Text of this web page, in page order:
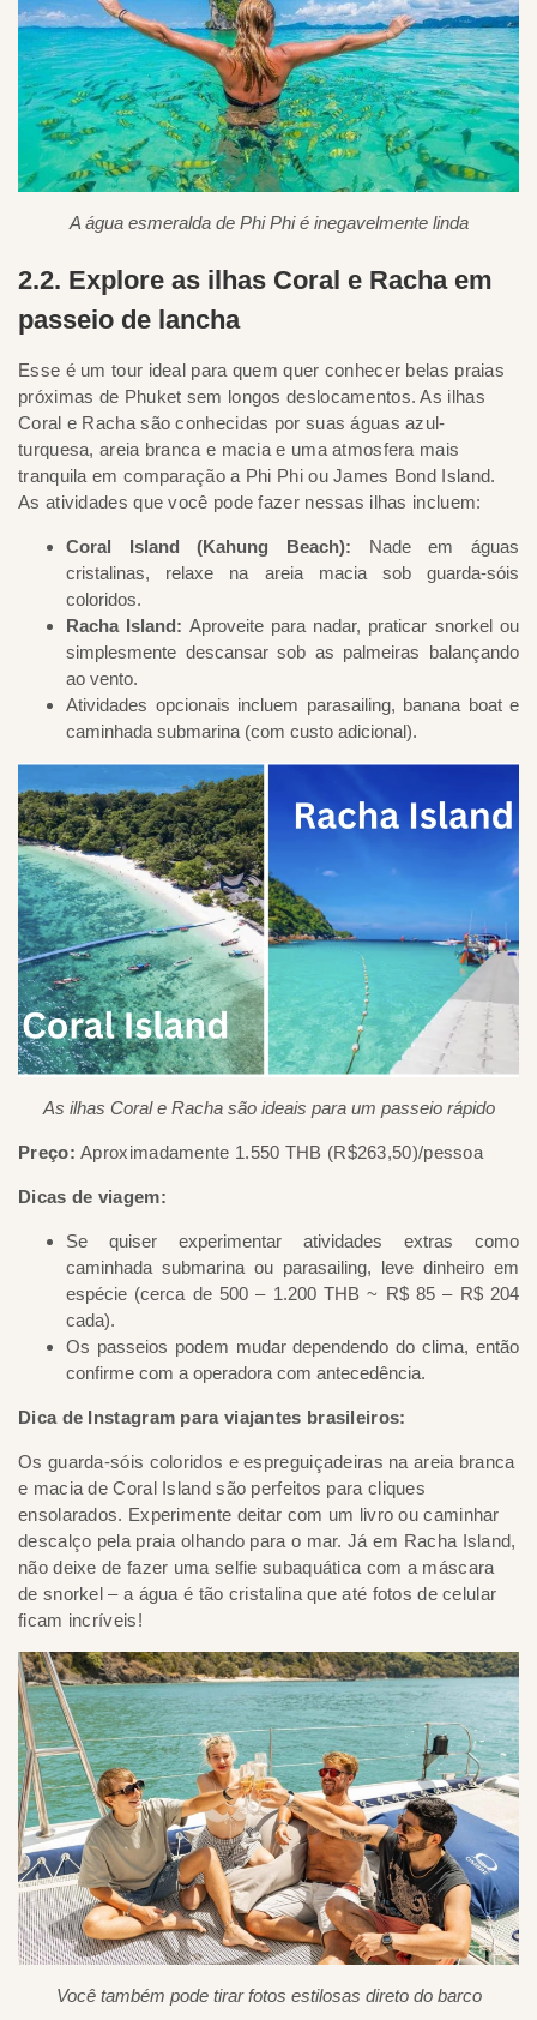
A água esmeralda de Phi Phi é inegavelmente linda
2.2. Explore as ilhas Coral e Racha em
passeio de lancha
Esse é um tour ideal para quem quer conhecer belas praias
próximas de Phuket sem longos deslocamentos. As ilhas
Coral e Racha são conhecidas por suas águas azul-
turquesa, areia branca e macia e uma atmosfera mais
tranquila em comparação a Phi Phi ou James Bond Island.
As atividades que você pode fazer nessas ilhas incluem:
Coral Island (Kahung Beach): Nade em águas
cristalinas, relaxe na areia macia sob guarda-sóis
coloridos.
Racha Island: Aproveite para nadar, praticar snorkel ou
simplesmente descansar sob as palmeiras balançando
ao vento.
Atividades opcionais incluem parasailing, banana boat e
caminhada submarina (com custo adicional).
As ilhas Coral e Racha são ideais para um passeio rápido
Preço:Aproximadamente 1.550 THB (R$263,50)/pessoa
Dicas de viagem:
Se quiser experimentar atividades extras como
caminhada submarina ou parasailing, leve dinheiro em
espécie (cerca de 500 – 1.200 THB ~ R$ 85 – R$ 204
cada).
Os passeios podem mudar dependendo do clima, então
confirme com a operadora com antecedência.
Dica de Instagram para viajantes brasileiros:
Os guarda-sóis coloridos e espreguiçadeiras na areia branca
e macia de Coral Island são perfeitos para cliques
ensolarados. Experimente deitar com um livro ou caminhar
descalço pela praia olhando para o mar. Já em Racha Island,
não deixe de fazer uma selfie subaquática com a máscara
de snorkel – a água é tão cristalina que até fotos de celular
ficam incríveis!
Você também pode tirar fotos estilosas direto do barco